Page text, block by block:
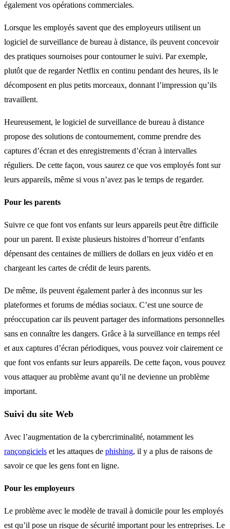
également vos opérations commerciales.
Lorsque les employés savent que des employeurs utilisent un
logiciel de surveillance de bureau à distance, ils peuvent concevoir
des pratiques sournoises pour contourner le suivi. Par exemple,
plutôt que de regarder Netflix en continu pendant des heures, ils le
décomposent en plus petits morceaux, donnant l’impression qu’ils
travaillent.
Heureusement, le logiciel de surveillance de bureau à distance
propose des solutions de contournement, comme prendre des
captures d’écran et des enregistrements d’écran à intervalles
réguliers. De cette façon, vous saurez ce que vos employés font sur
leurs appareils, même si vous n’avez pas le temps de regarder.
Pour les parents
Suivre ce que font vos enfants sur leurs appareils peut être difficile
pour un parent. Il existe plusieurs histoires d’horreur d’enfants
dépensant des centaines de milliers de dollars en jeux vidéo et en
chargeant les cartes de crédit de leurs parents.
De même, ils peuvent également parler à des inconnus sur les
plateformes et forums de médias sociaux. C’est une source de
préoccupation car ils peuvent partager des informations personnelles
sans en connaître les dangers. Grâce à la surveillance en temps réel
et aux captures d’écran périodiques, vous pouvez voir clairement ce
que font vos enfants sur leurs appareils. De cette façon, vous pouvez
vous attaquer au problème avant qu’il ne devienne un problème
important.
Suivi du site Web
Avec l’augmentation de la cybercriminalité, notamment les
rançongiciels et les attaques de phishing, il y a plus de raisons de
savoir ce que les gens font en ligne.
Pour les employeurs
Le problème avec le modèle de travail à domicile pour les employés
est qu’il pose un risque de sécurité important pour les entreprises. Le